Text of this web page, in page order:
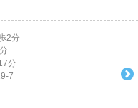
2分
分
7